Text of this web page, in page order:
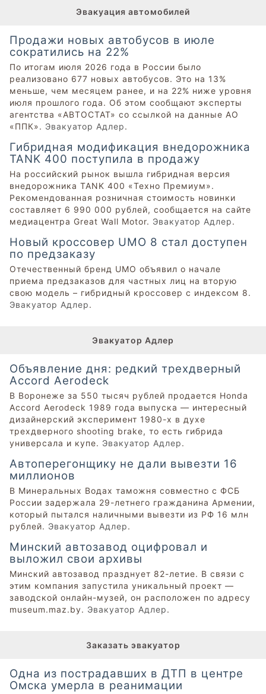
Эвакуация автомобилей
Продажи новых автобусов в июле
сократились на 22%
По итогам июля 2026 года в России было
реализовано 677 новых автобусов. Это на 13%
меньше, чем месяцем ранее, и на 22% ниже уровня
июля прошлого года. Об этом сообщают эксперты
агентства «АВТОСТАТ» со ссылкой на данные АО
«ППК». Эвакуатор Адлер.
Гибридная модификация внедорожника
TANK 400 поступила в продажу
На российский рынок вышла гибридная версия
внедорожника TANK 400 «Техно Премиум».
Рекомендованная розничная стоимость новинки
составляет 6 990 000 рублей, сообщается на сайте
медиацентра Great Wall Motor. Эвакуатор Адлер.
Новый кроссовер UMO 8 стал доступен
по предзаказу
Отечественный бренд UMO объявил о начале
приема предзаказов для частных лиц на вторую
свою модель – гибридный кроссовер с индексом 8.
Эвакуатор Адлер.
Эвакуатор Адлер
Объявление дня: редкий трехдверный
Accord Aerodeck
В Воронеже за 550 тысяч рублей продается Honda
Accord Aerodeck 1989 года выпуска — интересный
дизайнерский эксперимент 1980-х в духе
трехдверного shooting brake, то есть гибрида
универсала и купе. Эвакуатор Адлер.
Автоперегонщику не дали вывезти 16
миллионов
В Минеральных Водах таможня совместно с ФСБ
России задержала 29-летнего гражданина Армении,
который пытался наличными вывезти из РФ 16 млн
рублей. Эвакуатор Адлер.
Минский автозавод оцифровал и
выложил свои архивы
Минский автозавод празднует 82-летие. В связи с
этим компания запустила уникальный проект —
заводской онлайн-музей, он расположен по адресу
museum.maz.by. Эвакуатор Адлер.
Заказать эвакуатор
Одна из пострадавших в ДТП в центре
Омска умерла в реанимации